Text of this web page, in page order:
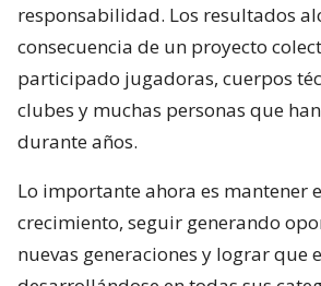
responsabilidad. Los resultados
consecuencia de un proyecto
participado jugadoras, cuerpos
clubes y muchas personas que
durante años.
Lo importante ahora es mantener
crecimiento, seguir generando
nuevas generaciones y lograr que